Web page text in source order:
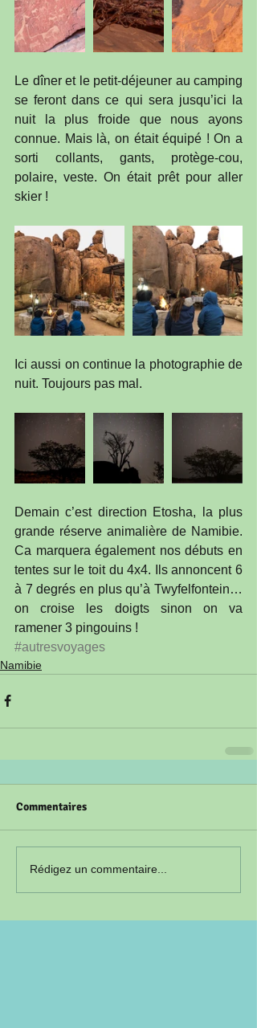
Le dîner et le petit-déjeuner au camping
se feront dans ce qui sera jusqu’ici la
nuit la plus froide que nous ayons
connue. Mais là, on était équipé ! On a
sorti collants, gants, protège-cou,
polaire, veste. On était prêt pour aller
skier !
Ici aussi on continue la photographie de
nuit. Toujours pas mal.
Demain c’est direction Etosha, la plus
grande réserve animalière de Namibie.
Ca marquera également nos débuts en
tentes sur le toit du 4x4. Ils annoncent 6
à 7 degrés en plus qu’à Twyfelfontein…
on croise les doigts sinon on va
ramener 3 pingouins !
#autresvoyages
Namibie
Commentaires
Rédigez un commentaire...